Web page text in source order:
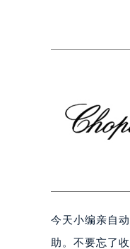
今天小编亲自
助。不要忘了